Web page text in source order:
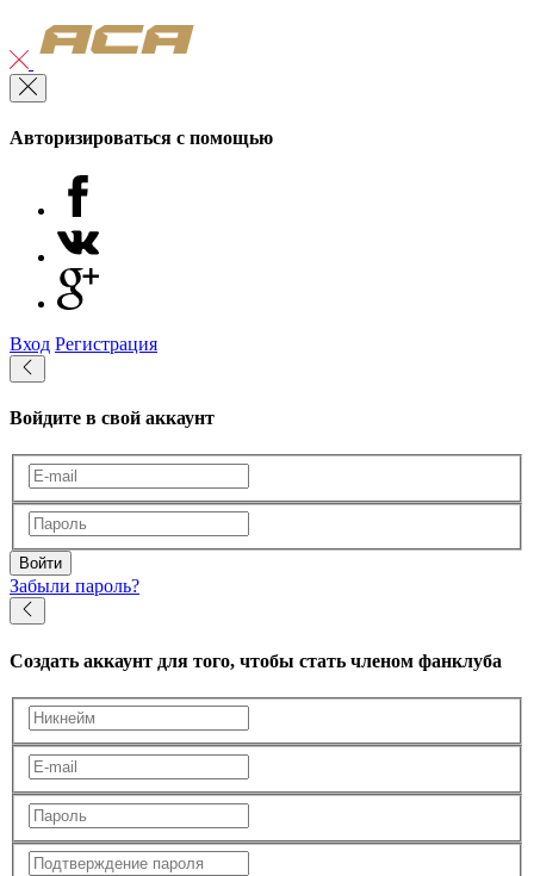
Авторизироваться с помощью
Вход Регистрация
Войдите в свой аккаунт
Войти
Забыли пароль?
Создать аккаунт для того, чтобы стать членом фанклуба